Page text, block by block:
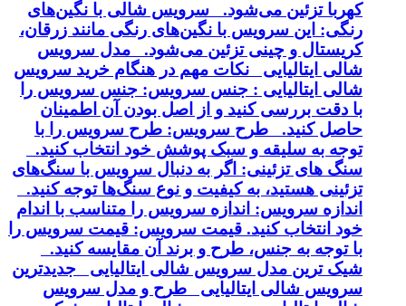
کهربا تزئین می‌شود. سرویس شالی با نگین‌های
رنگی: این سرویس با نگین‌های رنگی مانند زرقان،
کریستال و چینی تزئین می‌شود. مدل سرویس
شالی ایتالیایی نکات مهم در هنگام خرید سرویس
شالی ایتالیایی : جنس سرویس: جنس سرویس را
با دقت بررسی کنید و از اصل بودن آن اطمینان
حاصل کنید. طرح سرویس: طرح سرویس را با
توجه به سلیقه و سبک پوشش خود انتخاب کنید.
سنگ های تزئینی: اگر به دنبال سرویس با سنگ‌های
تزئینی هستید، به کیفیت و نوع سنگ‌ها توجه کنید.
اندازه سرویس: اندازه سرویس را متناسب با اندام
خود انتخاب کنید. قیمت سرویس: قیمت سرویس را
با توجه به جنس، طرح و برند آن مقایسه کنید.
شیک ترین مدل سرویس شالی ایتالیایی جدیدترین
سرویس شالی ایتالیایی طرح و مدل سرویس